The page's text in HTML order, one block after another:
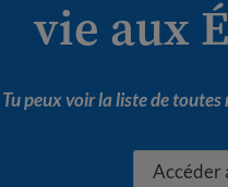
vie aux
Tu peux voir la liste de toutes
Accéder